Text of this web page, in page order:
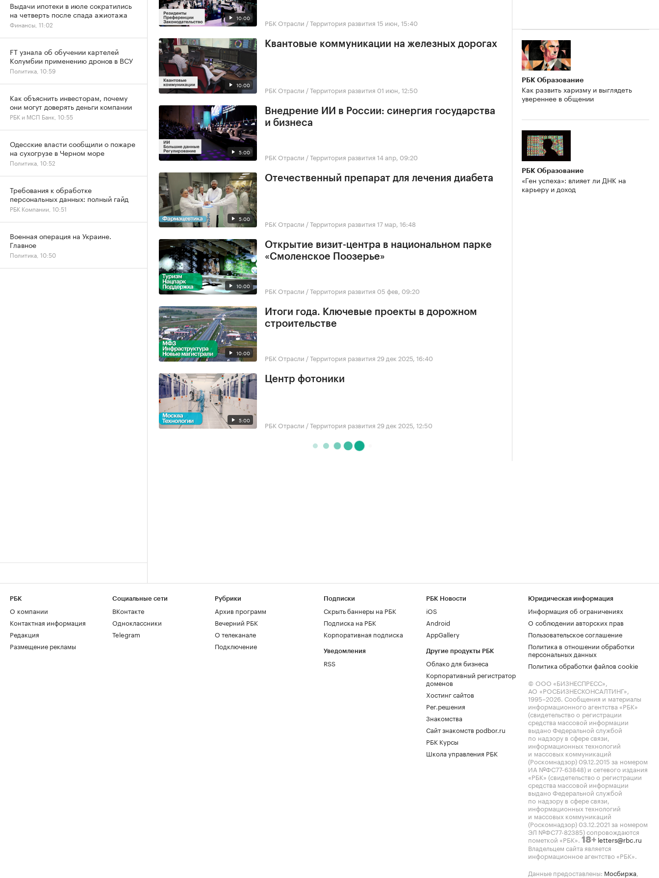
10:00 РБК Отрасли / Территория развития 15 июн, 15:40
10:00
Квантовые коммуникации на железных дорогах
РБК Отрасли / Территория развития 01 июн, 12:50
5:00
Внедрение ИИ в России: синергия государства
и бизнеса
РБК Отрасли / Территория развития 14 апр, 09:20
5:00
Отечественный препарат для лечения диабета
РБК Отрасли / Территория развития 17 мар, 16:48
10:00
Открытие визит-центра в национальном парке
«Смоленское Поозерье»
РБК Отрасли / Территория развития 05 фев, 09:20
10:00
Итоги года. Ключевые проекты в дорожном
строительстве
РБК Отрасли / Территория развития 29 дек 2025, 16:40
5:00
Центр фотоники
РБК Отрасли / Территория развития 29 дек 2025, 12:50
РБК Образование
Как развить харизму и выглядеть
увереннее в общении
РБК Образование
«Ген успеха»: влияет ли ДНК на
карьеру и доход
Выдачи ипотеки в июле сократились
на четверть после спада ажиотажа
Финансы, 11:02
FT узнала об обучении картелей
Колумбии применению дронов в ВСУ
Политика, 10:59
Как объяснить инвесторам, почему
они могут доверять деньги компании
РБК и МСП Банк, 10:55
Одесские власти сообщили о пожаре
на сухогрузе в Черном море
Политика, 10:52
Требования к обработке
персональных данных: полный гайд
РБК Компании, 10:51
Военная операция на Украине.
Главное
Политика, 10:50
РБК
О компании
Контактная информация
Редакция
Размещение рекламы
Социальные сети
ВКонтакте
Одноклассники
Telegram
Рубрики
Архив программ
Вечерний РБК
О телеканале
Подключение
Подписки
Скрыть баннеры на РБК
Подписка на РБК
Корпоративная подписка
Уведомления
RSS
РБК Новости
iOS
Android
AppGallery
Другие продукты РБК
Облако для бизнеса
Корпоративный регистратор
доменов
Хостинг сайтов
Рег.решения
Знакомства
Сайт знакомств podbor.ru
РБК Курсы
Школа управления РБК
Юридическая информация
Информация об ограничениях
О соблюдении авторских прав
Пользовательское соглашение
Политика в отношении обработки
персональных данных
Политика обработки файлов cookie
© ООО «БИЗНЕСПРЕСС»,
АО «РОСБИЗНЕСКОНСАЛТИНГ»,
1995–2026. Сообщения и материалы
информационного агентства «РБК»
(свидетельство о регистрации
средства массовой информации
выдано Федеральной службой
по надзору в сфере связи,
информационных технологий
и массовых коммуникаций
(Роскомнадзор) 09.12.2015 за номером
ИА №ФС77-63848) и сетевого издания
«РБК» (свидетельство о регистрации
средства массовой информации
выдано Федеральной службой
по надзору в сфере связи,
информационных технологий
и массовых коммуникаций
(Роскомнадзор) 03.12.2021 за номером
ЭЛ №ФС77-82385) сопровождаются
пометкой «РБК». 18+ letters@rbc.ru
Владельцем сайта является
информационное агентство «РБК».
Данные предоставлены: Мосбиржа,